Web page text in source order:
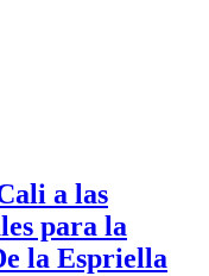
a las
para la
la Espriella